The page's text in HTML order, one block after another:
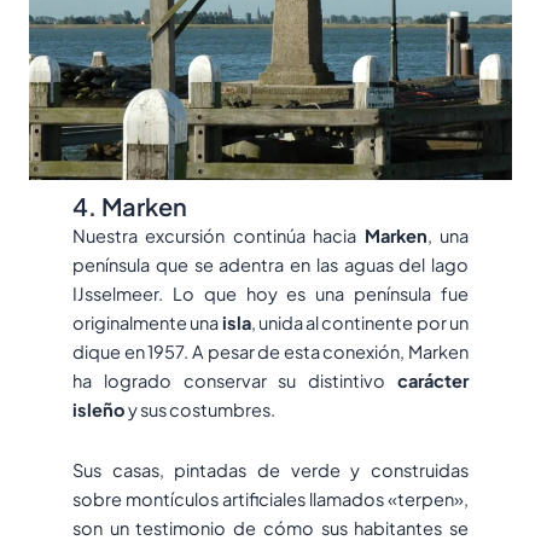
4. Marken
Nuestra excursión continúa hacia Marken, una
península que se adentra en las aguas del lago
IJsselmeer. Lo que hoy es una península fue
originalmente unaisla, unida al continente por un
dique en 1957. A pesar de esta conexión, Marken
ha logrado conservar su distintivo carácter
isleñoy sus costumbres.
Sus casas, pintadas de verde y construidas
sobre montículos artificiales llamados «terpen»,
son un testimonio de cómo sus habitantes se